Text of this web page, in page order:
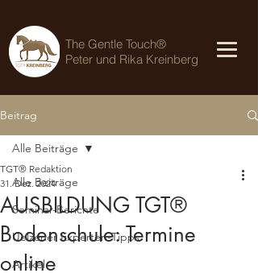
The Gentle Touch®
Peter und Rika Kreinberg
Beitrag
Alle Beiträge
Seminar-Berichte
Uelzener Experten-Tipps
Artikel
Alle Beiträge
AUSBILDUNG TGT®
Bodenschule: Termine
online
TGT® Redaktion
31. Dez. 2024